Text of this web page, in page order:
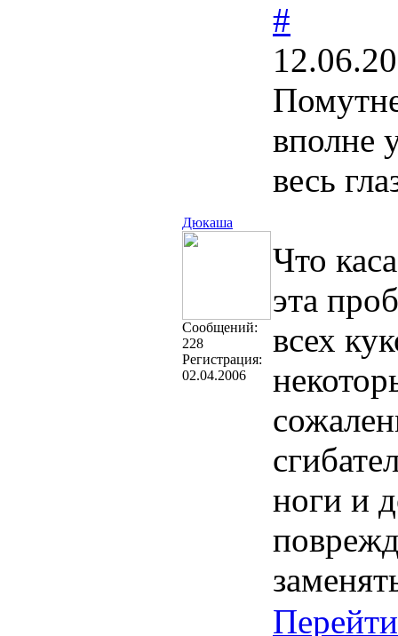
Дюкаша
Cообщений:
228
Регистрация:
02.04.2006
#
вполне
весь
Что
эта
всех
ноги и
Перейти